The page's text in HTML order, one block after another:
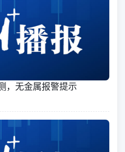
，无金属报警提示